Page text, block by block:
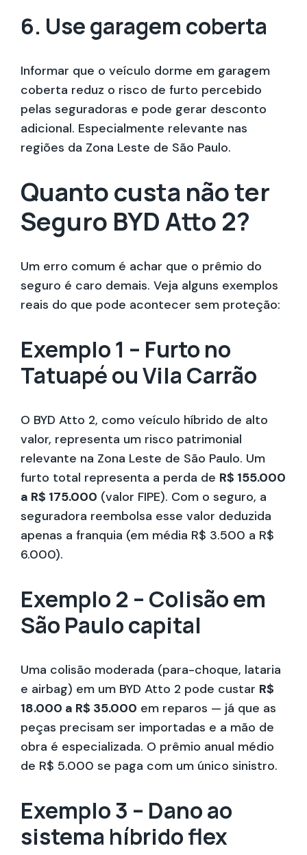
6. Use garagem coberta
Informar que o veículo dorme em garagem
coberta reduz o risco de furto percebido
pelas seguradoras e pode gerar desconto
adicional. Especialmente relevante nas
regiões da Zona Leste de São Paulo.
Quanto custa não ter
Seguro BYD Atto 2?
Um erro comum é achar que o prêmio do
seguro é caro demais. Veja alguns exemplos
reais do que pode acontecer sem proteção:
Exemplo 1 – Furto no
Tatuapé ou Vila Carrão
O BYD Atto 2, como veículo híbrido de alto
valor, representa um risco patrimonial
relevante na Zona Leste de São Paulo. Um
furto total representa a perda de R$ 155.000
a R$ 175.000 (valor FIPE). Com o seguro, a
seguradora reembolsa esse valor deduzida
apenas a franquia (em média R$ 3.500 a R$
6.000).
Exemplo 2 – Colisão em
São Paulo capital
Uma colisão moderada (para-choque, lataria
e airbag) em um BYD Atto 2 pode custar R$
18.000 a R$ 35.000 em reparos — já que as
peças precisam ser importadas e a mão de
obra é especializada. O prêmio anual médio
de R$ 5.000 se paga com um único sinistro.
Exemplo 3 – Dano ao
sistema híbrido flex